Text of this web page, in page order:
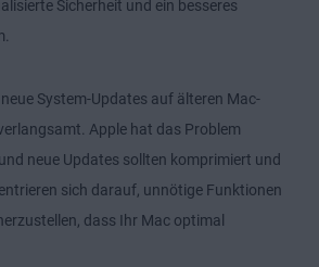
Sicherheit und ein besseres
System-Updates auf älteren Mac-
Apple hat das Problem
neue Updates sollten komprimiert und
sich darauf, unnötige Funktionen
dass Ihr Mac optimal